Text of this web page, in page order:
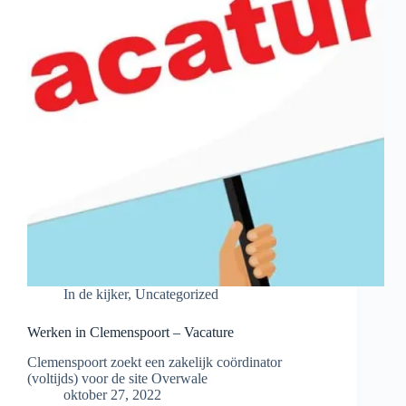
In de kijker, Uncategorized
Werken in Clemenspoort – Vacature
Clemenspoort zoekt een zakelijk coördinator
(voltijds) voor de site Overwale
oktober 27, 2022